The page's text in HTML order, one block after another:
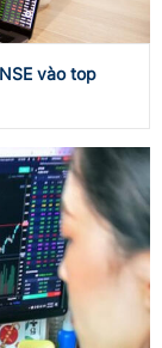
vào top